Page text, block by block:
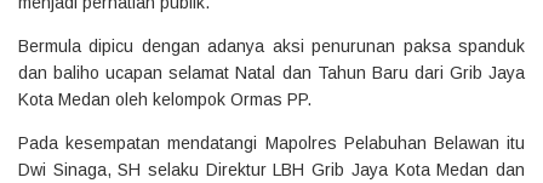
Bermula dipicu dengan adanya aksi penurunan paksa spanduk
dan baliho ucapan selamat Natal dan Tahun Baru dari Grib Jaya
Kota Medan oleh kelompok Ormas PP.
Pada kesempatan mendatangi Mapolres Pelabuhan Belawan itu
Dwi Sinaga, SH selaku Direktur LBH Grib Jaya Kota Medan dan